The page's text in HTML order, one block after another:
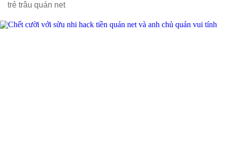
trẻ trâu quán net